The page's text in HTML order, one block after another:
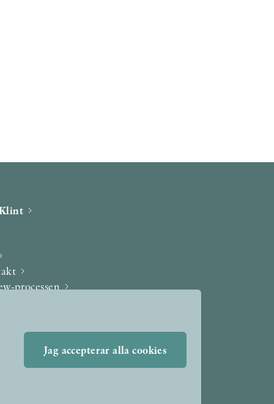
processen
Jag accepterar alla cookies